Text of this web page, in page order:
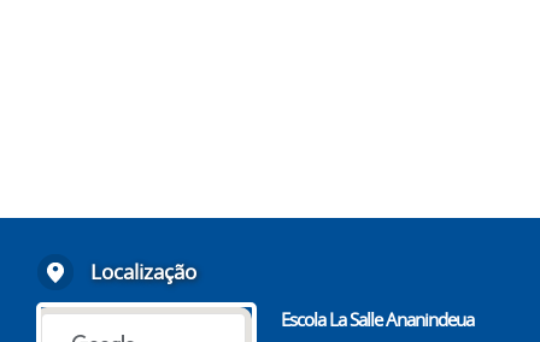
Localização
Escola La Salle Ananindeua